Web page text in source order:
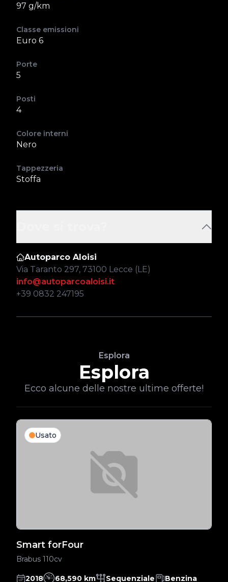
97 g/km
Classe emissioni
Euro 6
Porte
5
Posti
4
Colore interni
Nero
Tappezzeria
Stoffa
Autoparco Aloisi
Via Taranto 297, 73100 Lecce (LE)
info@autoparcoaloisi.it
+39 0832 247195
Esplora
Esplora
Ecco alcune delle nostre ultime offerte!
Usato
Smart forFour
Brabus 110cv
2018 68,590 km Sequenziale Benzina